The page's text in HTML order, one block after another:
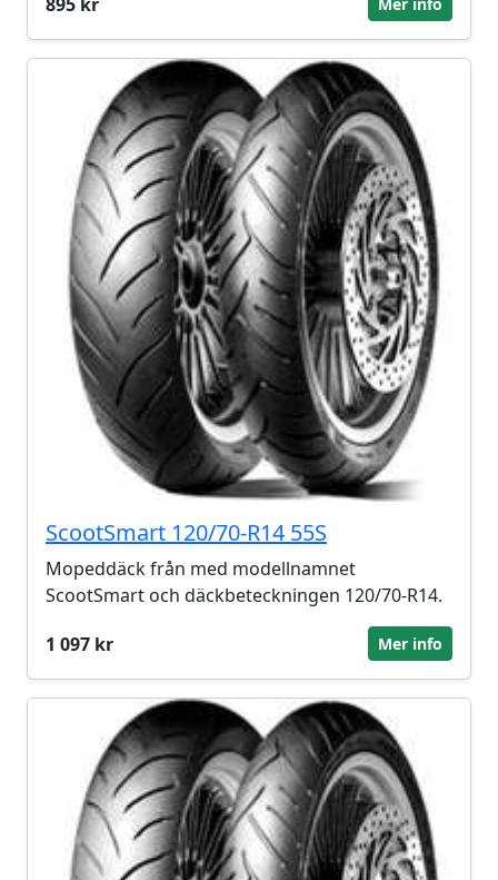
ScootSmart 120/70-R14 55S
Mopeddäck från med modellnamnet
ScootSmart och däckbeteckningen 120/70-R14.
1 097 kr
Mer info